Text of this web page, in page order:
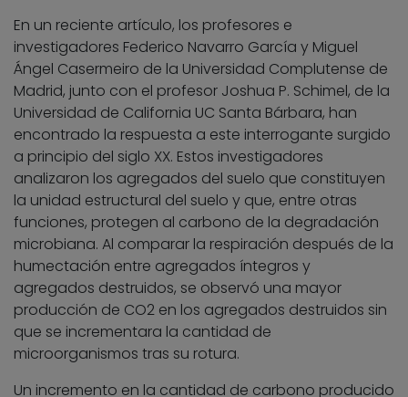
En un reciente artículo, los profesores e
investigadores Federico Navarro García y Miguel
Ángel Casermeiro de la Universidad Complutense de
Madrid, junto con el profesor Joshua P. Schimel, de la
Universidad de California UC Santa Bárbara, han
encontrado la respuesta a este interrogante surgido
a principio del siglo XX. Estos investigadores
analizaron los agregados del suelo que constituyen
la unidad estructural del suelo y que, entre otras
funciones, protegen al carbono de la degradación
microbiana. Al comparar la respiración después de la
humectación entre agregados íntegros y
agregados destruidos, se observó una mayor
producción de CO2 en los agregados destruidos sin
que se incrementara la cantidad de
microorganismos tras su rotura.
Un incremento en la cantidad de carbono producido